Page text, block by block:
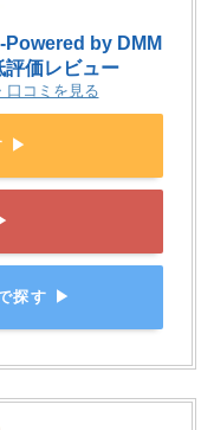
Powered by DMM
価レビュー
口コミを見る
▶
探す ▶